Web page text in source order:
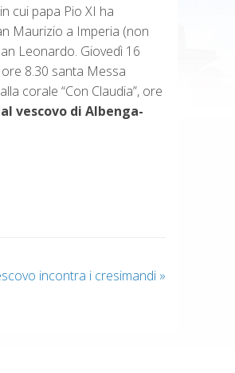
cui papa Pio XI ha
Maurizio a Imperia (non
Leonardo. Giovedì 16
8.30 santa Messa
corale “Con Claudia”, ore
vescovo di Albenga-
incontra i cresimandi »